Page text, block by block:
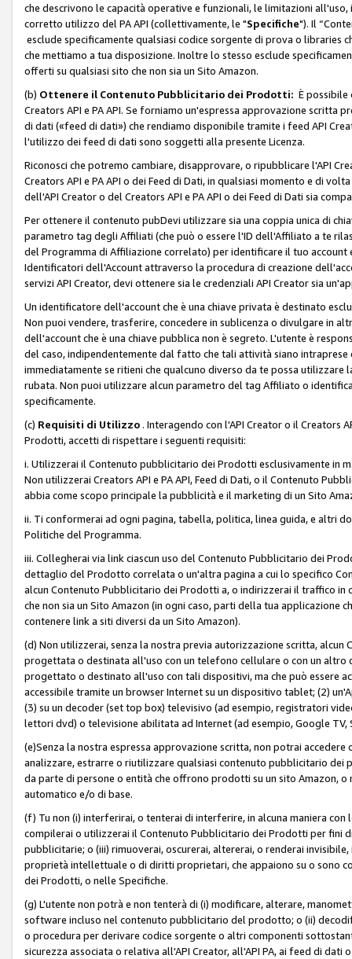
che descrivono le capacità operative e funzionali, le limitazioni
corretto utilizzo del PA API (collettivamente, le "Specifiche"). Il
esclude specificamente qualsiasi codice sorgente di prova o libraries
che mettiamo a tua disposizione. Inoltre lo stesso esclude
offerti su qualsiasi sito che non sia un Sito Amazon.
(b) Ottenere il Contenuto Pubblicitario dei Prodotti: È
Creators API e PA API. Se forniamo un'espressa approvazione
di dati («feed di dati») che rendiamo disponibile tramite i feed API
l'utilizzo dei feed di dati sono soggetti alla presente Licenza.
Riconosci che potremo cambiare, disapprovare, o ripubblicare l'API
Creators API e PA API o dei Feed di Dati, in qualsiasi momento e di
dell'API Creator o del Creators API e PA API o dei Feed di Dati sia
Per ottenere il contenuto pubDevi utilizzare sia una coppia unica di
parametro tag degli Affiliati (che può o essere l'ID dell'Affiliato a te
del Programma di Affiliazione correlato) per identificare il tuo account
Identificatori dell'Account attraverso la procedura di creazione
servizi API Creator, devi ottenere sia le credenziali API Creator sia
Un identificatore dell'account che è una chiave privata è destinato
Non puoi vendere, trasferire, concedere in sublicenza o divulgare in
dell'account che è una chiave pubblica non è segreto. L'utente è
del caso, indipendentemente dal fatto che tali attività siano
immediatamente se ritieni che qualcuno diverso da te possa
rubata. Non puoi utilizzare alcun parametro del tag Affiliato o
specificamente.
(c) Requisiti di Utilizzo . Interagendo con l'API Creator o il Creators
Prodotti, accetti di rispettare i seguenti requisiti:
i. Utilizzerai il Contenuto pubblicitario dei Prodotti esclusivamente in
Non utilizzerai Creators API e PA API, Feed di Dati, o il Contenuto
abbia come scopo principale la pubblicità e il marketing di un Sito
ii. Ti conformerai ad ogni pagina, tabella, politica, linea guida, e altri
Politiche del Programma.
iii. Collegherai via link ciascun uso del Contenuto Pubblicitario dei
dettaglio del Prodotto correlata o un'altra pagina a cui lo specifico
alcun Contenuto Pubblicitario dei Prodotti a, o indirizzerai il traffico in
che non sia un Sito Amazon (in ogni caso, parti della tua
contenere link a siti diversi da un Sito Amazon).
(d) Non utilizzerai, senza la nostra previa autorizzazione scritta,
progettata o destinata all'uso con un telefono cellulare o con un
progettato o destinato all'uso con tali dispositivi, ma che può essere
accessibile tramite un browser Internet su un dispositivo tablet; (2)
(3) su un decoder (set top box) televisivo (ad esempio, registratori
lettori dvd) o televisione abilitata ad Internet (ad esempio, Google TV,
(e)Senza la nostra espressa approvazione scritta, non potrai
analizzare, estrarre o riutilizzare qualsiasi contenuto pubblicitario
da parte di persone o entità che offrono prodotti su un sito Amazon,
automatico e/o di base.
(f) Tu non (i) interferirai, o tenterai di interferire, in alcuna maniera
compilerai o utilizzerai il Contenuto Pubblicitario dei Prodotti per
pubblicitarie; o (iii) rimuoverai, oscurerai, altererai, o renderai
proprietà intellettuale o di diritti proprietari, che appaiono su o sono
dei Prodotti, o nelle Specifiche.
(g) L'utente non potrà e non tenterà di (i) modificare, alterare,
software incluso nel contenuto pubblicitario del prodotto; o (ii)
o procedura per derivare codice sorgente o altri componenti
sicurezza associata o relativa all'API Creator, all'API PA, ai feed di